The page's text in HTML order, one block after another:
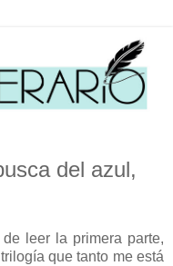
del azul,
leer la primera parte,
que tanto me está